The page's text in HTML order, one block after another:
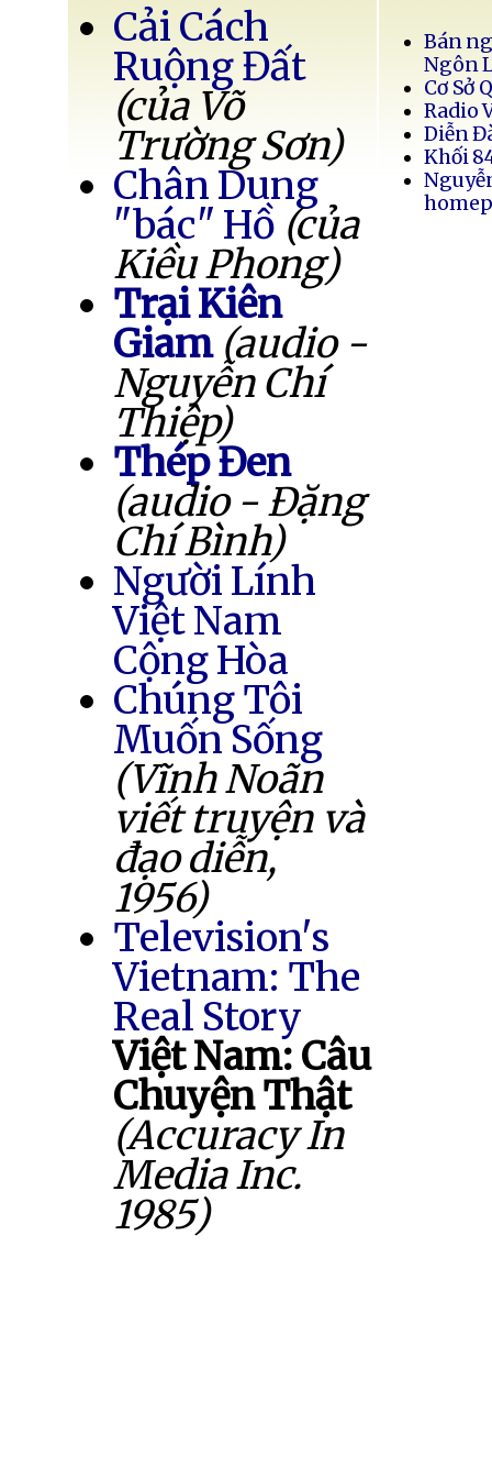
Cải Cách
Ruộng Đất
(của Võ
Trường Sơn)
Chân Dung
"bác" Hồ (của
Kiều Phong)
Trại Kiên
Giam (audio -
Nguyễn Chí
Thiệp)
Thép Đen
(audio - Đặng
Chí Bình)
Người Lính
Việt Nam
Cộng Hòa
Chúng Tôi
Muốn Sống
(Vĩnh Noãn
viết truyện và
đạo diễn,
1956)
Television's
Vietnam: The
Real Story
Việt Nam: Câu
Chuyện Thật
(Accuracy In
Media Inc.
1985)
Bán
Ngôn
Cơ Sở
Radio
Diễn
Khối